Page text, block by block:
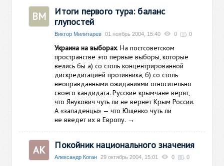
ВМ
Итоги первого тура: баланс
глупостей
Виктор Милитарев 01 ноябрь 2004, 15:40 0 0
Украина на выборах. На постсоветском
пространстве это первые выборы, которые
велись бы а) со столь концентрированной
дискредитацией противника, б) со столь
неоправданными ожиданиями относительно
своего кандидата. Русские крымчане верят,
что Янукович чуть ли не вернет Крым России.
А «западенцы» — что Ющенко чуть ли
не введет их в Европу. →
АК Покойник национального значения
Александр Коган 29 октябрь 2004, 15:01 0 0